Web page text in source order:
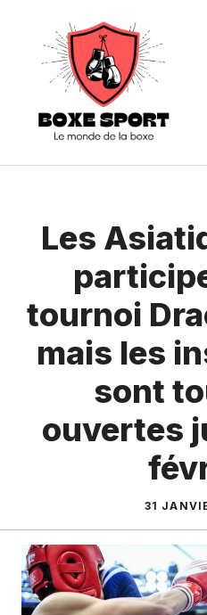
contenu
Les
tournoi
mais les
sont
ouvertes
31